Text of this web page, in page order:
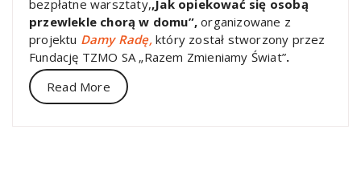
bezpłatne warsztaty,,Jak opiekować się osobą
przewlekle chorą w domu”,organizowane z
projektu Damy Radę,który został stworzony przez
Fundację TZMO SA „Razem Zmieniamy Świat”.
Read More